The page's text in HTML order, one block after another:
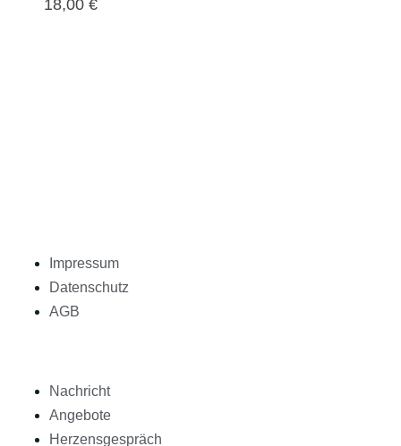
18,00€
Impressum
Datenschutz
AGB
Nachricht
Angebote
Herzensgespräch